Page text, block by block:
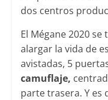
dos centros
El Mégane 2020 se
alargar la vida de
avistadas, 5
camuflaje,
parte trasera. Y es